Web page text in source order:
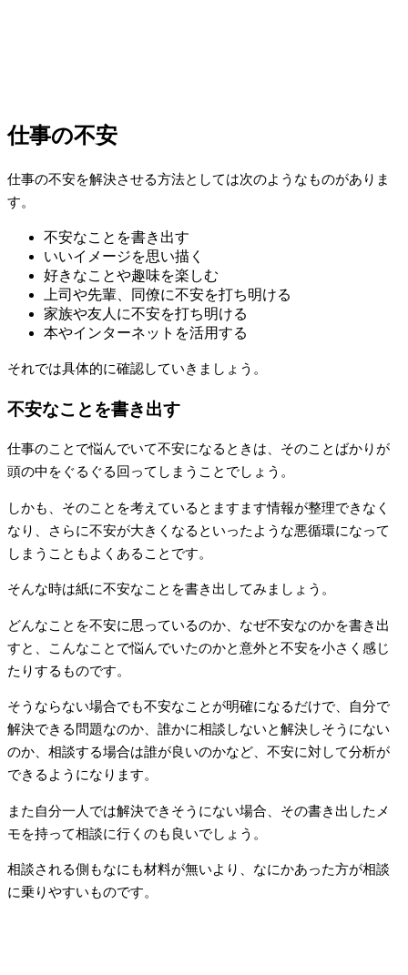
仕事の不安
仕事の不安を解決させる方法としては次のようなものがありま
す。
不安なことを書き出す
いいイメージを思い描く
好きなことや趣味を楽しむ
上司や先輩、同僚に不安を打ち明ける
家族や友人に不安を打ち明ける
本やインターネットを活用する
それでは具体的に確認していきましょう。
不安なことを書き出す
仕事のことで悩んでいて不安になるときは、そのことばかりが
頭の中をぐるぐる回ってしまうことでしょう。
しかも、そのことを考えているとますます情報が整理できなく
なり、さらに不安が大きくなるといったような悪循環になって
しまうこともよくあることです。
そんな時は紙に不安なことを書き出してみましょう。
どんなことを不安に思っているのか、なぜ不安なのかを書き出
すと、こんなことで悩んでいたのかと意外と不安を小さく感じ
たりするものです。
そうならない場合でも不安なことが明確になるだけで、自分で
解決できる問題なのか、誰かに相談しないと解決しそうにない
のか、相談する場合は誰が良いのかなど、不安に対して分析が
できるようになります。
また自分一人では解決できそうにない場合、その書き出したメ
モを持って相談に行くのも良いでしょう。
相談される側もなにも材料が無いより、なにかあった方が相談
に乗りやすいものです。